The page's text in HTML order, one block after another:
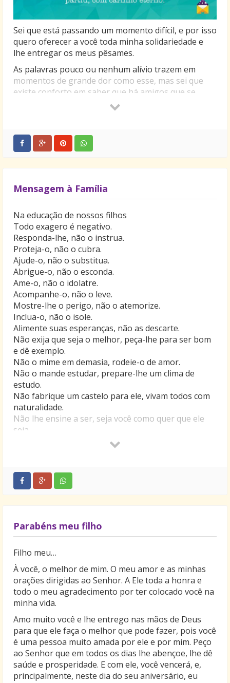
Sei que está passando um momento difícil, e por isso
quero oferecer a você toda minha solidariedade e
lhe entregar os meus pêsames.
As palavras pouco ou nenhum alívio trazem em
momentos de grande dor como esse, mas sei que
existe conforto em saber que há amigos que se
preocupam com você e lhe prestam total
desfecho apenas nos resta aceitar e guardar o
amor, as saudades e as memórias de quem partiu,
Mensagem à Família
Na educação de nossos filhos
Todo exagero é negativo.
Responda-lhe, não o instrua.
Proteja-o, não o cubra.
Ajude-o, não o substitua.
Abrigue-o, não o esconda.
Ame-o, não o idolatre.
Acompanhe-o, não o leve.
Mostre-lhe o perigo, não o atemorize.
Inclua-o, não o isole.
Alimente suas esperanças, não as descarte.
Não exija que seja o melhor, peça-lhe para ser bom
e dê exemplo.
Não o mime em demasia, rodeie-o de amor.
Não o mande estudar, prepare-lhe um clima de
estudo.
Não fabrique um castelo para ele, vivam todos com
naturalidade.
Não lhe ensine a ser, seja você como quer que ele
seja.
Não lhe dedique a vida, vivam todos.
quebrar, não compre outra…
Ensina-lhe a viver sem portas.
Parabéns meu filho
Filho meu…
À você, o melhor de mim. O meu amor e as minhas
orações dirigidas ao Senhor. A Ele toda a honra e
todo o meu agradecimento por ter colocado você na
minha vida.
Amo muito você e lhe entrego nas mãos de Deus
para que ele faça o melhor que pode fazer, pois você
é uma pessoa muito amada por ele e por mim. Peço
ao Senhor que em todos os dias lhe abençoe, lhe dê
saúde e prosperidade. E com ele, você vencerá, e,
principalmente, neste dia do seu aniversário, eu